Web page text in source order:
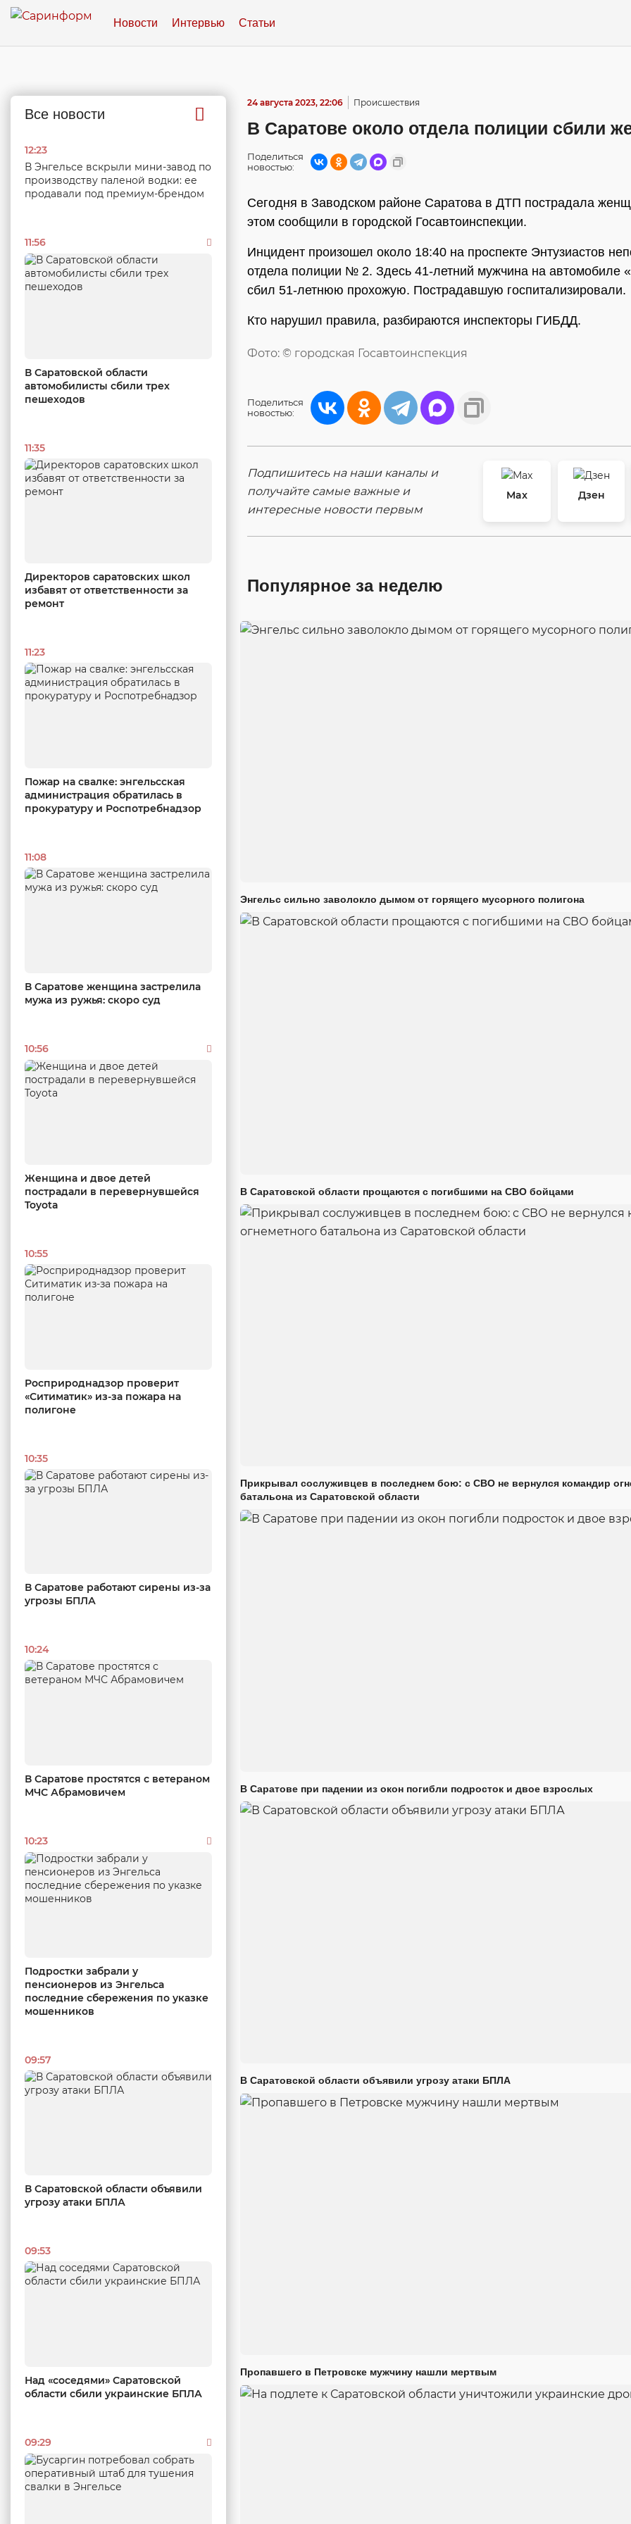
Новости Интервью Статьи
Все новости
12:23
В Энгельсе вскрыли мини-завод по
производству паленой водки: ее
продавали под премиум-брендом
11:56
В Саратовской области
автомобилисты сбили трех
пешеходов
11:35
Директоров саратовских школ
избавят от ответственности за
ремонт
11:23
Пожар на свалке: энгельсская
администрация обратилась в
прокуратуру и Роспотребнадзор
11:08
В Саратове женщина застрелила
мужа из ружья: скоро суд
10:56
Женщина и двое детей
пострадали в перевернувшейся
Toyota
10:55
Росприроднадзор проверит
«Ситиматик» из-за пожара на
полигоне
10:35
В Саратове работают сирены из-за
угрозы БПЛА
10:24
В Саратове простятся с ветераном
МЧС Абрамовичем
10:23
Подростки забрали у
пенсионеров из Энгельса
последние сбережения по указке
мошенников
09:57
В Саратовской области объявили
угрозу атаки БПЛА
09:53
Над «соседями» Саратовской
области сбили украинские БПЛА
09:29
24 августа 2023, 22:06 Происшествия
В Саратове около отдела полиции сбили
Поделиться
новостью:
Сегодня в Заводском районе Саратова в ДТП пострадала
этом сообщили в городской Госавтоинспекции.
Инцидент произошел около 18:40 на проспекте Энтузиастов
отдела полиции № 2. Здесь 41-летний мужчина на автомобиле
сбил 51-летнюю прохожую. Пострадавшую госпитализировали.
Кто нарушил правила, разбираются инспекторы ГИБДД.
Фото: © городская Госавтоинспекция
Поделиться
новостью:
Подпишитесь на наши каналы и
получайте самые важные и
интересные новости первым
Max
Дзен
Популярное за неделю
Энгельс сильно заволокло дымом от горящего мусорного полигона
В Саратовской области прощаются с погибшими на СВО бойцами
Прикрывал сослуживцев в последнем бою: с СВО не вернулся командир
батальона из Саратовской области
В Саратове при падении из окон погибли подросток и двое взрослых
В Саратовской области объявили угрозу атаки БПЛА
Пропавшего в Петровске мужчину нашли мертвым